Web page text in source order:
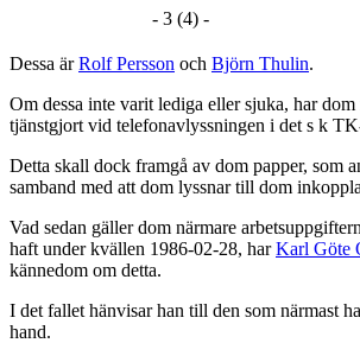
- 3 (4) -
Dessa ärRolf Persson och Björn Thulin.
Om dessa inte varit lediga eller sjuka, har dom
tjänstgjort vid telefonavlyssningen i det s k
Detta skall dock framgå av dom papper, som
samband med att dom lyssnar till dom
Vad sedan gäller dom närmare
haft under kvällen 1986-02-28, harKarl Göte
kännedom om detta.
I det fallet hänvisar han till den som närmast
hand.